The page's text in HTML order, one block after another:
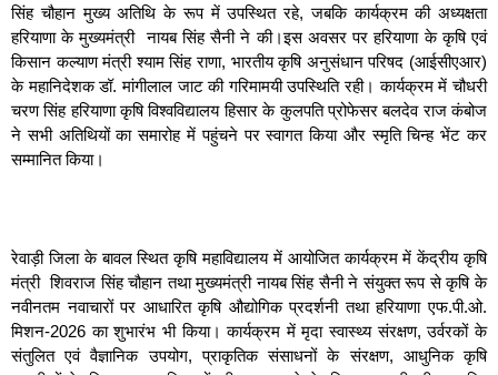
सिंह चौहान मुख्य अतिथि के रूप में उपस्थित रहे, जबकि कार्यक्रम की अध्यक्षता
हरियाणा के मुख्यमंत्री नायब सिंह सैनी ने की।इस अवसर पर हरियाणा के कृषि एवं
किसान कल्याण मंत्री श्याम सिंह राणा, भारतीय कृषि अनुसंधान परिषद (आईसीएआर)
के महानिदेशक डॉ. मांगीलाल जाट की गरिमामयी उपस्थिति रही। कार्यक्रम में चौधरी
चरण सिंह हरियाणा कृषि विश्वविद्यालय हिसार के कुलपति प्रोफेसर बलदेव राज कंबोज
ने सभी अतिथियों का समारोह में पहुंचने पर स्वागत किया और स्मृति चिन्ह भेंट कर
सम्मानित किया।
रेवाड़ी जिला के बावल स्थित कृषि महाविद्यालय में आयोजित कार्यक्रम में केंद्रीय कृषि
मंत्री शिवराज सिंह चौहान तथा मुख्यमंत्री नायब सिंह सैनी ने संयुक्त रूप से कृषि के
नवीनतम नवाचारों पर आधारित कृषि औद्योगिक प्रदर्शनी तथा हरियाणा एफ.पी.ओ.
मिशन-2026 का शुभारंभ भी किया। कार्यक्रम में मृदा स्वास्थ्य संरक्षण, उर्वरकों के
संतुलित एवं वैज्ञानिक उपयोग, प्राकृतिक संसाधनों के संरक्षण, आधुनिक कृषि